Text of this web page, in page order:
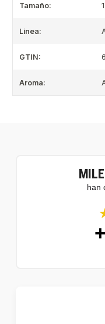
Tamaño:
Linea:
GTIN:
Aroma:
han